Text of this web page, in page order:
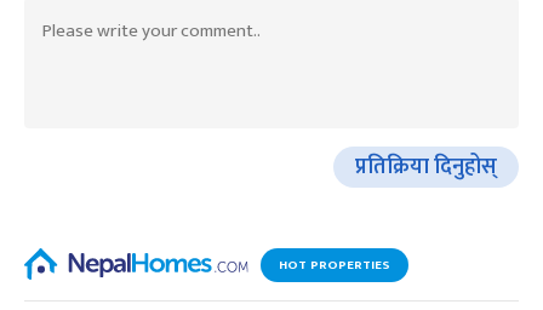
प्रतिक्रिया दिनुहोस्
HOT PROPERTIES